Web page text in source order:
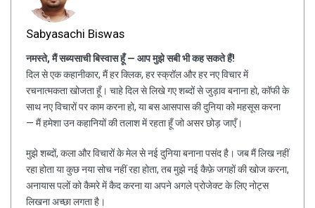
Sabyasachi Biswas
नमस्ते, मैं सब्यसाची बिस्वास हूँ — आप मुझे सबी भी कह सकते हैं!
दिल से एक कहानीकार, मैं हर क्लिक, हर स्क्रॉल और हर नए विचार में
रचनात्मकता खोजता हूँ। चाहे दिल से लिखे गए शब्दों से जुड़ाव बनाना हो, कॉफी के
साथ नए विचारों पर काम करना हो, या बस आसपास की दुनिया को महसूस करना
— मैं हमेशा उन कहानियों की तलाश में रहता हूँ जो असर छोड़ जाएँ।
मुझे शब्दों, कला और विचारों के मेल से नई दुनिया बनाना पसंद है। जब मैं लिख नहीं
रहा होता या कुछ नया सोच नहीं रहा होता, तब मुझे नई कैफ़े जगहों की खोज करना,
अनायास पलों को कैमरे में कैद करना या अपने अगले प्रोजेक्ट के लिए नोट्स
लिखना अच्छा लगता है।